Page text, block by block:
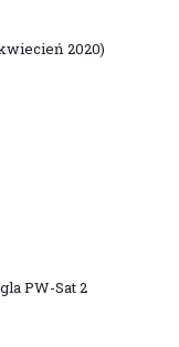
2020)
PW-Sat 2